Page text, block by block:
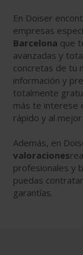
En Doiser
empresas
Barcelona que
avanzadas y
concretas de tu
información y
totalmente
más te interese
rápido y al
Además, en
valoraciones
profesionales y
puedas
garantías.